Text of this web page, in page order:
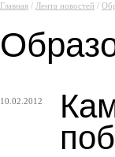
Главная / Лента новостей /
10.02.2012